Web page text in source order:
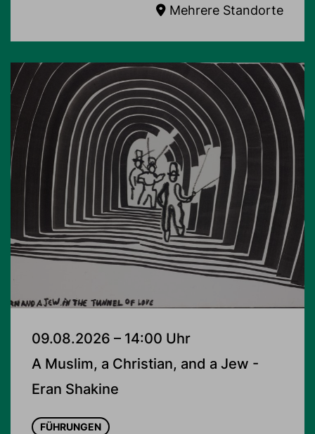
Mehrere Standorte
09.08.2026 – 14:00 Uhr
A Muslim, a Christian, and a Jew -
Eran Shakine
FÜHRUNGEN